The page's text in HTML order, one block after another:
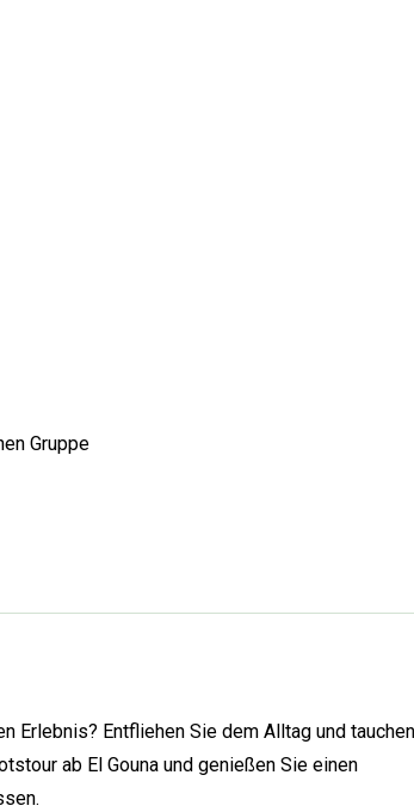
Gruppe
Erlebnis? Entfliehen Sie dem Alltag und
ab El Gouna und genießen Sie einen